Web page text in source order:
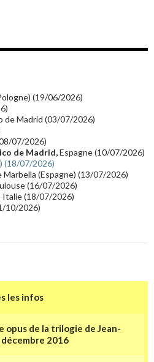
(16) Synthé 80's
(14)
Chine(13)
(19/06/2026)
de Madrid (03/07/2026)
07/2026)
de Madrid,Espagne (10/07/2026)
(18/07/2026)
(Espagne) (13/07/2026)
(16/07/2026)
Italie (18/07/2026)
10/2026)